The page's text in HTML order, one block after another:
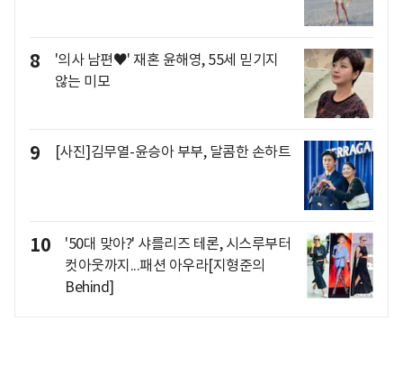
8
'의사 남편♥' 재혼 윤해영, 55세 믿기지
않는 미모
9 [사진]김무열-윤승아 부부, 달콤한 손하트
10
'50대 맞아?' 샤를리즈 테론, 시스루부터
컷아웃까지...패션 아우라[지형준의
Behind]